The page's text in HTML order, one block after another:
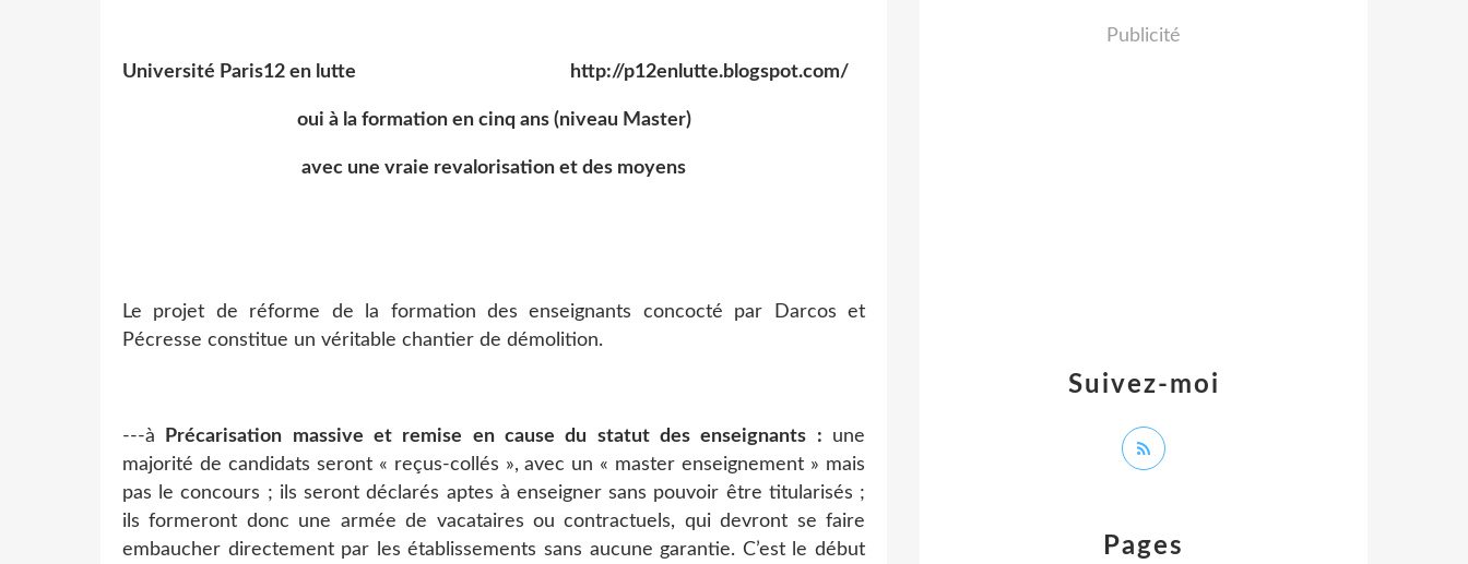
Université Paris12 en lutte http://p12enlutte.blogspot.com/
oui à la formation en cinq ans (niveau Master)
avec une vraie revalorisation et des moyens
Le projet de réforme de la formation des enseignants concocté par Darcos et
Pécresse constitue un véritable chantier de démolition.
---à Précarisation massive et remise en cause du statut des enseignants : une
majorité de candidats seront « reçus-collés », avec un « master enseignement » mais
pas le concours ; ils seront déclarés aptes à enseigner sans pouvoir être titularisés ;
ils formeront donc une armée de vacataires ou contractuels, qui devront se faire
embaucher directement par les établissements sans aucune garantie. C’est le début
Pages
Suivez-moi
Publicité